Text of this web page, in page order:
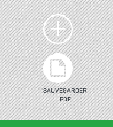
SAUVEGARDER
PDF